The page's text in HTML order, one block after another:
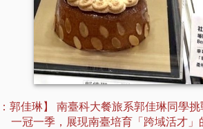
：郭佳琳】 南臺科大餐旅系郭佳琳同學
一冠一季，展現南臺培育「跨域活才」